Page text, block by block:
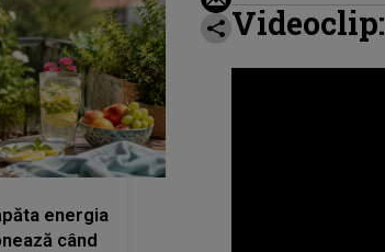
Videoclip:
energia
când